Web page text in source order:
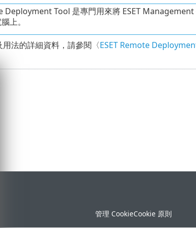
Deployment Tool 是專門用來將 ESET
上。
法的詳細資料，請參閱〈ESET Remote
管理 CookieCookie 原則